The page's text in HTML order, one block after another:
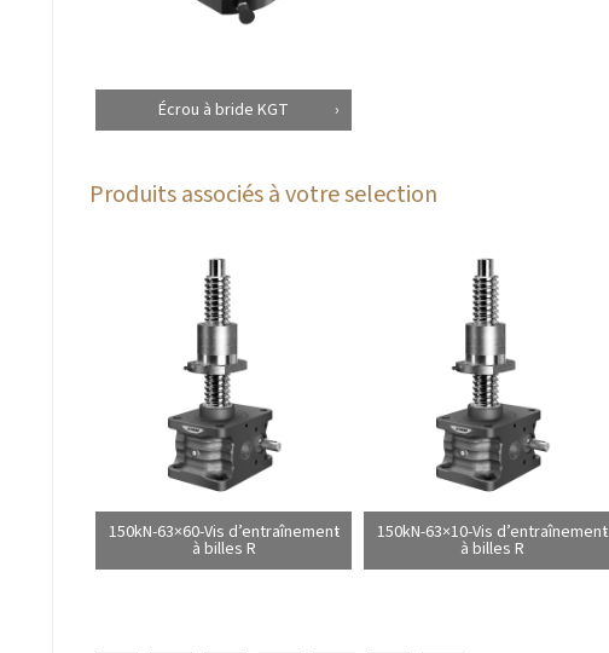
Écrou à bride KGT
Produits associés à votre selection
150kN-63×60-Vis d’entraînement
à billes R
150kN-63×10-Vis d’entraînement
à billes R